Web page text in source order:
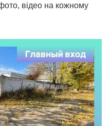
відео на кожному